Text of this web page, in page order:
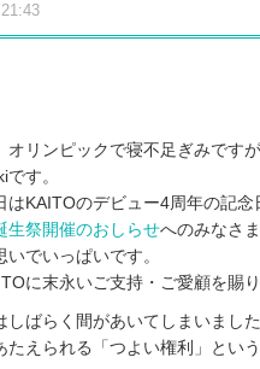
リンピックで寝不足ぎみです
す。
KAITOのデビュー4周年の記念
生祭開催のおしらせへのみなさ
でいっぱいです。
に末永いご支持・ご愛顧を賜
ばらく間があいてしまいまし
たえられる「つよい権利」とい